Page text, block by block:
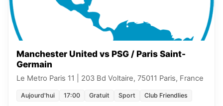
Manchester United vs PSG / Paris Saint-
Germain
Le Metro Paris 11 203 Bd Voltaire, 75011 Paris, France
Aujourd'hui 17:00 Gratuit Sport Club Friendlies